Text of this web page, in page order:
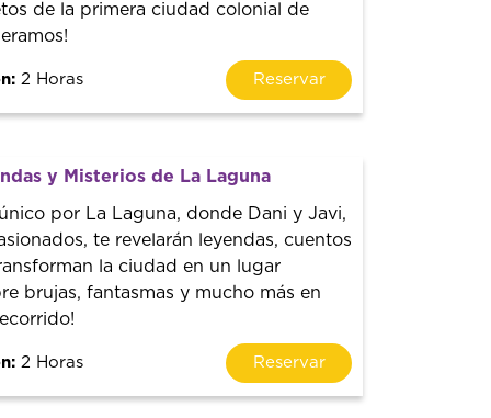
de la primera ciudad colonial de
2 Horas Reservar
y Misterios de La Laguna
por La Laguna, donde Dani y Javi,
te revelarán leyendas, cuentos
la ciudad en un lugar
brujas, fantasmas y mucho más en
2 Horas Reservar